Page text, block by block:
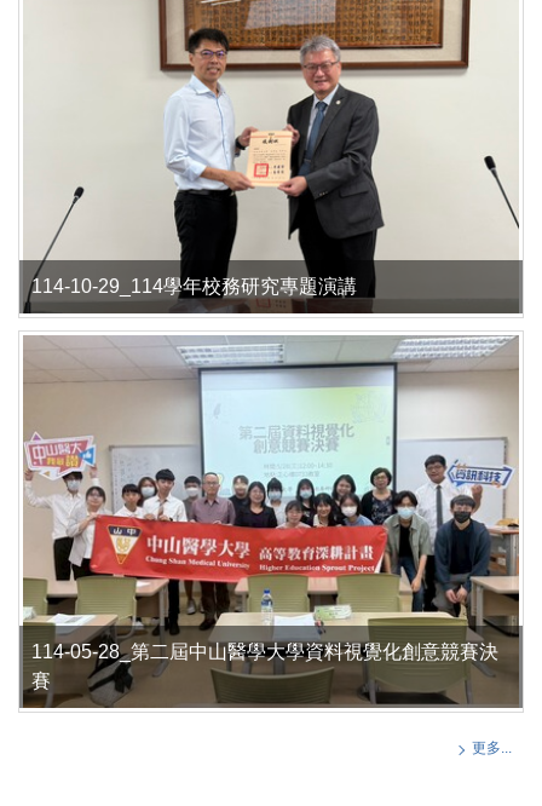
114-10-29_114學年校務研究專題演講
114-05-28_第二屆中山醫學大學資料視覺化創意競賽決
賽
更多...